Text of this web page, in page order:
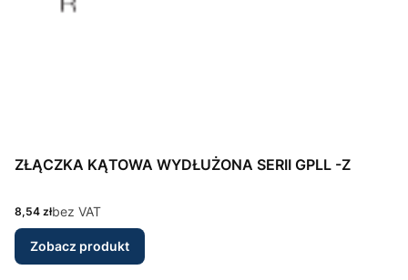
ZŁĄCZKA KĄTOWA WYDŁUŻONA SERII GPLL -Z
Cena
8,54 złbez VAT
Zobacz produkt